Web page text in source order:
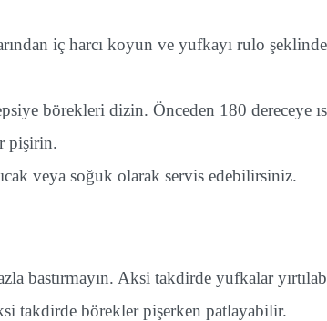
iç harcı koyun ve yufkayı rulo şeklinde
börekleri dizin. Önceden 180 dereceye
pişirin.
veya soğuk olarak servis edebilirsiniz.
bastırmayın. Aksi takdirde yufkalar
takdirde börekler pişerken patlayabilir.